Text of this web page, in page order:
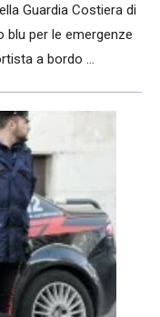
Guardia Costiera di
blu per le emergenze
a bordo ...